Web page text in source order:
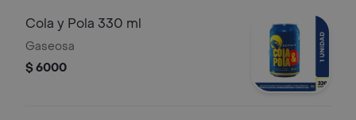
Cola y Pola 330 ml
Gaseosa
$ 6000